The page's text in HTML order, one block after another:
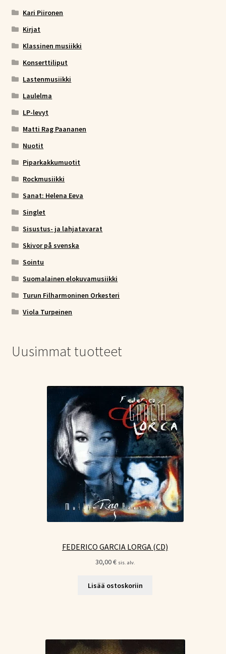
Kari Piironen
Kirjat
Klassinen musiikki
Konserttiliput
Lastenmusiikki
Laulelma
LP-levyt
Matti Rag Paananen
Nuotit
Piparkakkumuotit
Rockmusiikki
Sanat: Helena Eeva
Singlet
Sisustus- ja lahjatavarat
Skivor på svenska
Sointu
Suomalainen elokuvamusiikki
Turun Filharmoninen Orkesteri
Viola Turpeinen
Uusimmat tuotteet
FEDERICO GARCIA LORGA (CD)
30,00€ sis. alv.
Lisää ostoskoriin